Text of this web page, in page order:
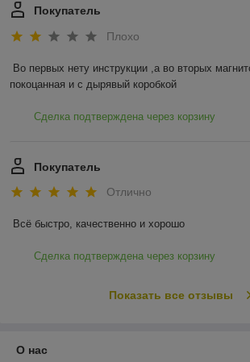
Покупатель
Плохо
Во первых нету инструкции ,а во вторых
покоцанная и с дырявый коробкой
Сделка подтверждена через корзину
Покупатель
Отлично
Всё быстро, качественно и хорошо
Сделка подтверждена через корзину
Показать все отзывы
О нас